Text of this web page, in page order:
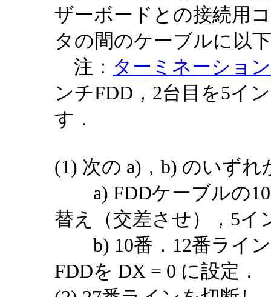
ザーボードとの接続用
タの間のケーブルに以
注： ターミネーショ
ンチFDD，2台目を5イ
す．
(1) 次の a)，b) のいず
a) FDDケーブルの10
替え（交差させ），5イ
b) 10番．12番ライン
FDDを DX = 0 に設定．